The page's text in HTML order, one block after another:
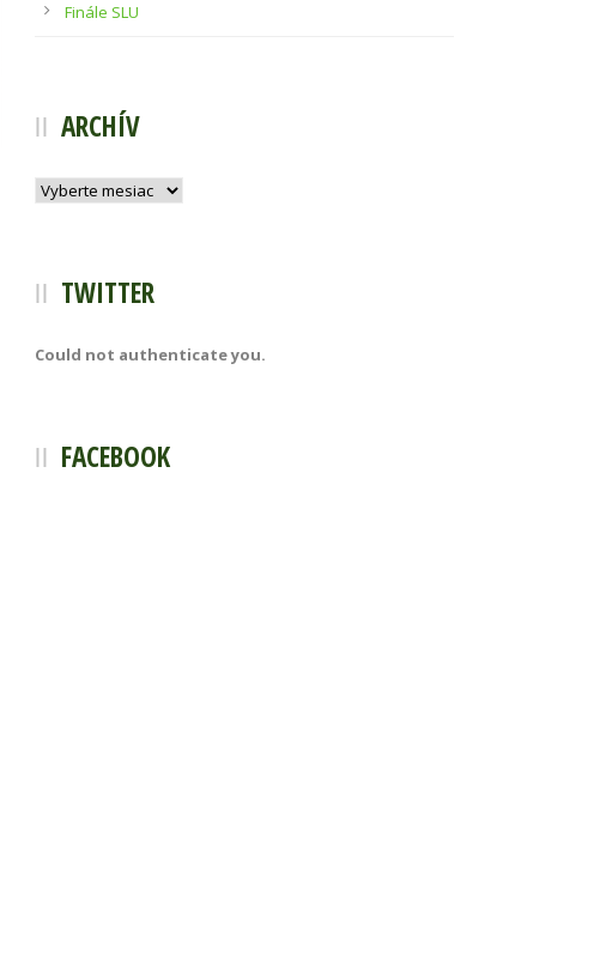
Finále SLU
ARCHÍV
Archív
TWITTER
Could not authenticate you.
FACEBOOK